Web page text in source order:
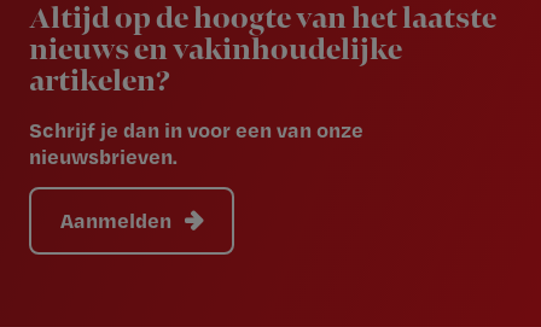
Altijd op de hoogte van het laatste
nieuws en vakinhoudelijke
artikelen?
Schrijf je dan in voor een van onze
nieuwsbrieven.
Aanmelden